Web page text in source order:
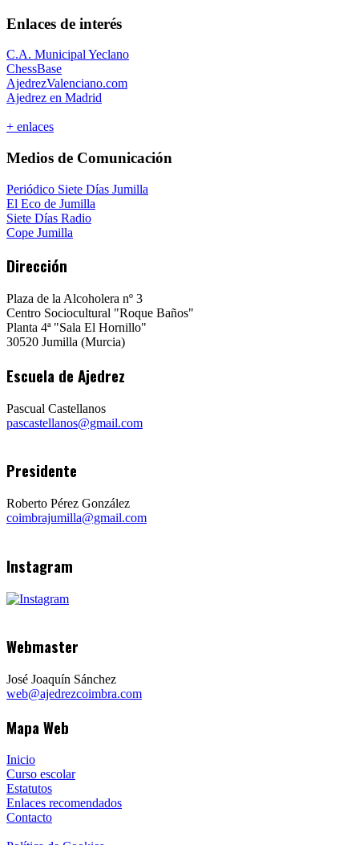
Enlaces de interés
C.A. Municipal Yeclano
ChessBase
AjedrezValenciano.com
Ajedrez en Madrid
+ enlaces
Medios de Comunicación
Periódico Siete Días Jumilla
El Eco de Jumilla
Siete Días Radio
Cope Jumilla
Dirección
Plaza de la Alcoholera nº 3
Centro Sociocultural "Roque Baños"
Planta 4ª "Sala El Hornillo"
30520 Jumilla (Murcia)
Escuela de Ajedrez
Pascual Castellanos
pascastellanos@gmail.com
Presidente
Roberto Pérez González
coimbrajumilla@gmail.com
Instagram
Webmaster
José Joaquín Sánchez
web@ajedrezcoimbra.com
Mapa Web
Inicio
Curso escolar
Estatutos
Enlaces recomendados
Contacto